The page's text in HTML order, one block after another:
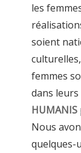
les
soient
femmes
dans
HUMANIS
Nous
quelques-